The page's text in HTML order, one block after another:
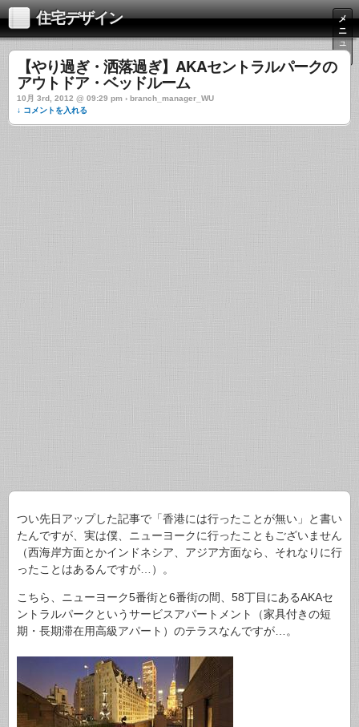
住宅デザイン
メ
ニ
ュ
ー
【やり過ぎ・洒落過ぎ】AKAセントラルパークの
アウトドア・ベッドルーム
10月 3rd, 2012 @ 09:29 pm › branch_manager_WU
↓ コメントを入れる
つい先日アップした記事で「香港には行ったことが無い」と書い
たんですが、実は僕、ニューヨークに行ったこともございません
（西海岸方面とかインドネシア、アジア方面なら、それなりに行
ったことはあるんですが…）。
こちら、ニューヨーク5番街と6番街の間、58丁目にあるAKAセ
ントラルパークというサービスアパートメント（家具付きの短
期・長期滞在用高級アパート）のテラスなんですが…。